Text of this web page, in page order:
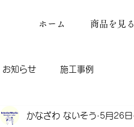
ホーム 商品を見る
お知らせ 施工事例
かなざわ ないそう 5月26日